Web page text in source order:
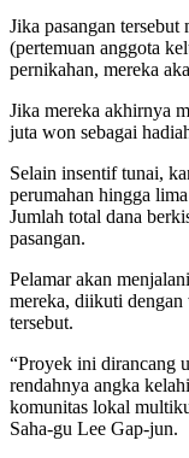
Jika pasangan tersebut
(pertemuan anggota
pernikahan, mereka
Jika mereka akhirnya
juta won sebagai
Selain insentif tunai,
perumahan hingga
Jumlah total dana
pasangan.
Pelamar akan
mereka, diikuti
tersebut.
“Proyek ini dirancang
rendahnya angka
komunitas lokal
Saha-gu Lee Gap-jun.